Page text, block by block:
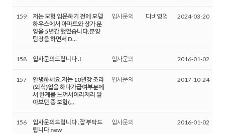
159
저는 보험 입문하기 전에 모델
하우스에서 아파트와 상가 분
양을 5년간 했었습니다.분양
팀장을 하면서 D...
입사문의 디비영업 2024-03-20
158 입사문의드립니다 .! 입사문의 2016-01-02
157
안녕하세요.저는 10년강 조리
(외식)업을 하다가급여부분에
서 한계를 느껴서이리저리 알
아보던 중 보험(...
입사문의 2017-10-24
156
입사문의드립니다 .잘 부탁드
립니다 new
입사문의 2016-01-02